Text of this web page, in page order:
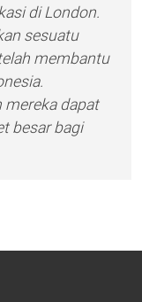
di London.
sesuatu
membantu
mereka dapat
besar bagi